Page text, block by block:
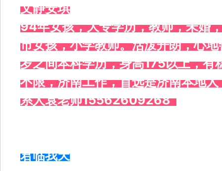
文静安琪
94年女孩，大专学历，教师，未婚
市女孩，小学教师。活泼开朗，心
岁之间本科学历，身高175以上，
不限，济南工作，首选是济南本地
系人袁老师15562609268
君临我天